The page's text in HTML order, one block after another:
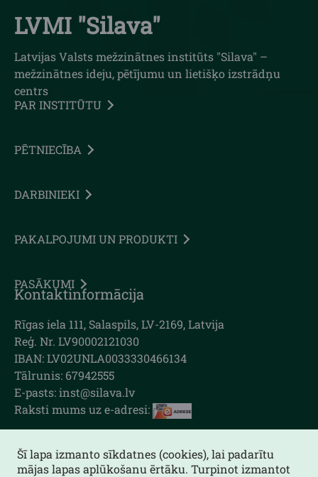
LVMI "Silava"
Latvijas Valsts mežzinātnes institūts "Silava" –
mežzinātnes ideju, pētījumu un lietišķo izstrādņu
centrs
PAR INSTITŪTU
PĒTNIECĪBA
DARBINIEKI
PAKALPOJUMI UN PRODUKTI
PASĀKUMI
Kontaktinformācija
Rīgas iela 111, Salaspils, LV-2169, Latvija
Reģ. Nr. LV90002121030
IBAN: LV02UNLA0033330466134
Tālrunis: 67942555
E-pasts: inst@silava.lv
Raksti mums uz e-adresi:
Šī lapa izmanto sīkdatnes (cookies), lai padarītu
mājas lapas aplūkošanu ērtāku. Turpinot izmantot